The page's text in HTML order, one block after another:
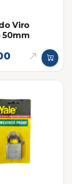
Viro
50mm